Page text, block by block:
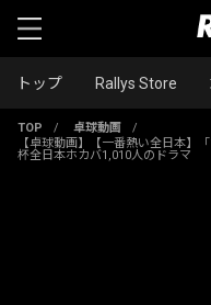
トップ Rallys Store
TOP / 卓球動画
/
【卓球動画】【一番熱い全日本】
杯全日本ホカバ1,010人のドラマ